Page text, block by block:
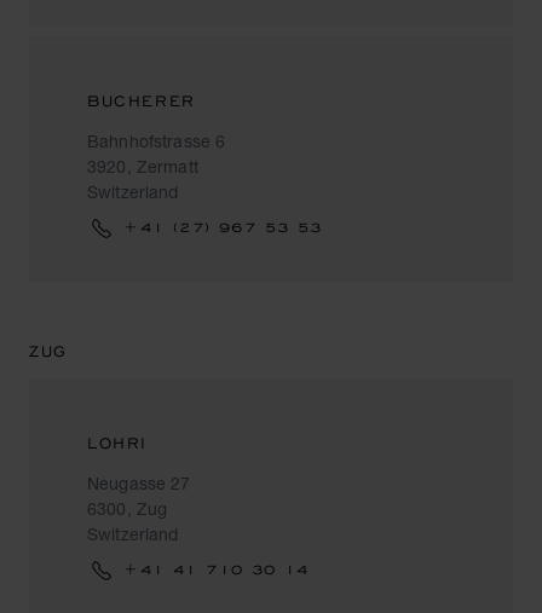
BUCHERER
Bahnhofstrasse 6
3920, Zermatt
Switzerland
+41 (27) 967 53 53
ZUG
LOHRI
Neugasse 27
6300, Zug
Switzerland
+41 41 710 30 14